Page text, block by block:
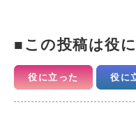
この投稿は役
役に立った 役に